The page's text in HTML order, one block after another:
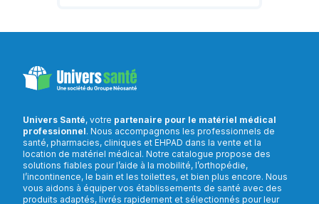
Univers Santé, votre partenaire pour le matériel médical
professionnel. Nous accompagnons les professionnels de
santé, pharmacies, cliniques et EHPAD dans la vente et la
location de matériel médical. Notre catalogue propose des
solutions fiables pour l’aide à la mobilité, l’orthopédie,
l’incontinence, le bain et les toilettes, et bien plus encore. Nous
vous aidons à équiper vos établissements de santé avec des
produits adaptés, livrés rapidement et sélectionnés pour leur